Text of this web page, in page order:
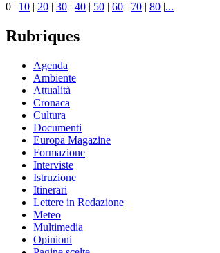
0 | 10 | 20 | 30 | 40 | 50 | 60 | 70 | 80 |...
Rubriques
Agenda
Ambiente
Attualità
Cronaca
Cultura
Documenti
Europa Magazine
Formazione
Interviste
Istruzione
Itinerari
Lettere in Redazione
Meteo
Multimedia
Opinioni